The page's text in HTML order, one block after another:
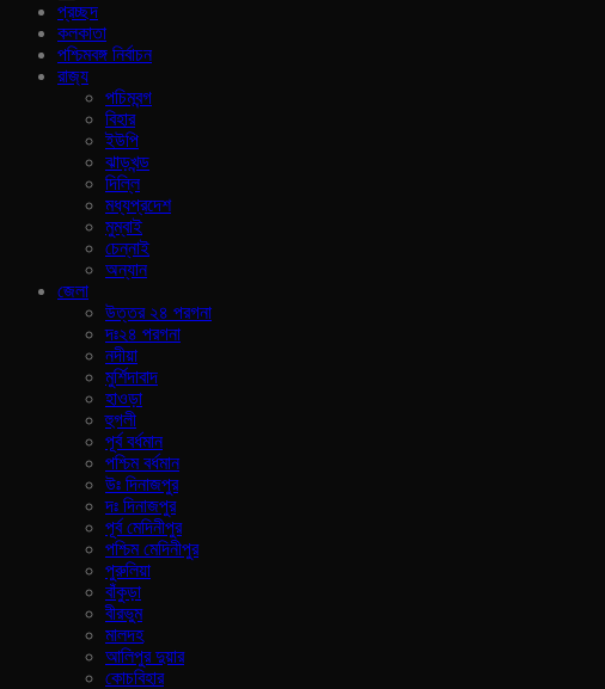
প্রচ্ছদ
কলকাতা
পশ্চিমবঙ্গ নির্বাচন
রাজ‍্য
পচিমবন্গ
বিহার
ইউপি
ঝাড়খন্ড
দিল্লি
মধ্যপ্রদেশ
মুম্বাই
চেন্নাই
অন্যান
জেলা
উত্তর ২৪ পরগনা
দঃ২৪ পরগনা
নদীয়া
মুর্শিদাবাদ
হাওড়া
হুগলী
পূর্ব বর্ধমান
পশ্চিম বর্ধমান
উঃ দিনাজপুর
দঃ দিনাজপুর
পূর্ব মেদিনীপুর
পশ্চিম মেদিনীপুর
পুরুলিয়া
বাঁকুড়া
বীরভুম
মালদহ
আলিপুর দুয়ার
কোচবিহার